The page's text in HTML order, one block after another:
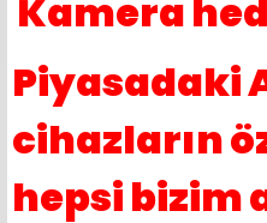
Kamera
Piyasadaki
cihazların
hepsi bizim